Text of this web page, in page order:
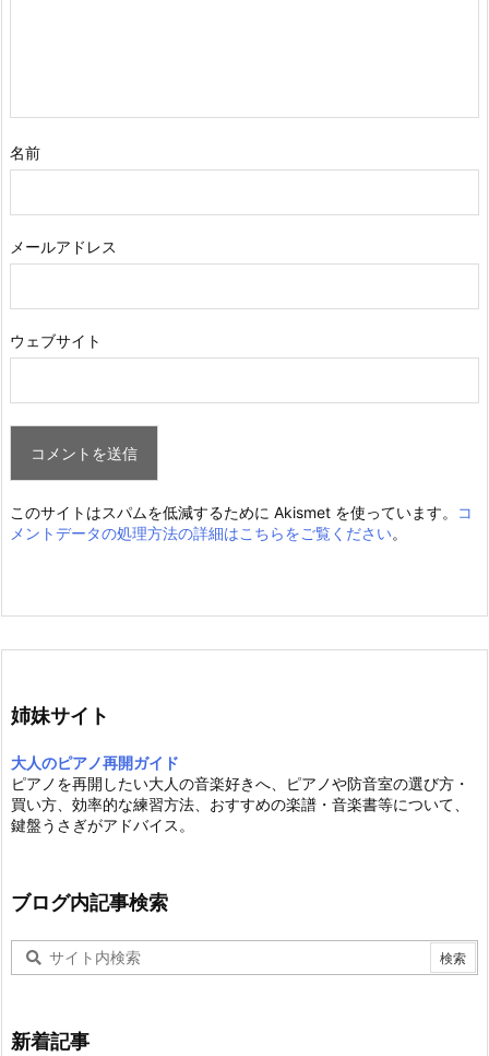
名前
メールアドレス
ウェブサイト
このサイトはスパムを低減するために Akismet を使っています。
コ
メントデータの処理方法の詳細はこちらをご覧ください。
姉妹サイト
大人のピアノ再開ガイド
ピアノを再開したい大人の音楽好きへ、ピアノや防音室の選び方・
買い方、効率的な練習方法、おすすめの楽譜・音楽書等について、
鍵盤うさぎがアドバイス。
ブログ内記事検索
新着記事